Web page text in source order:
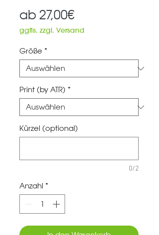
ab 27,00€Sale-
Preis
ggfls. zzgl. Versand
Größe *
Print (by ATR) *
Kürzel (optional)
0/2
Anzahl *